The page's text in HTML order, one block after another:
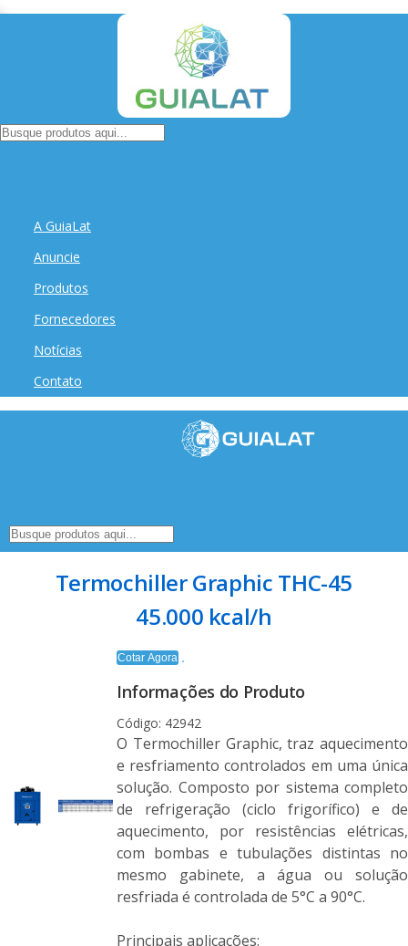
A GuiaLat
Anuncie
Produtos
Fornecedores
Notícias
Contato
Termochiller Graphic THC-45
45.000 kcal/h
Cotar Agora
Informações do Produto
Código: 42942
O Termochiller Graphic, traz aquecimento
e resfriamento controlados em uma única
solução. Composto por sistema completo
de refrigeração (ciclo frigorífico) e de
aquecimento, por resistências elétricas,
com bombas e tubulações distintas no
mesmo gabinete, a água ou solução
resfriada é controlada de 5°C a 90°C.
Principais aplicações: